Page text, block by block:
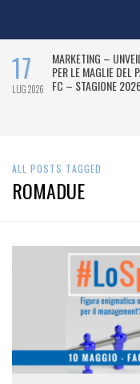
17
LUG 2026
MARKETING –
PER LE MAGLIE DEL
FC – STAGIONE
ALL POSTS TAGGED
ROMADUE